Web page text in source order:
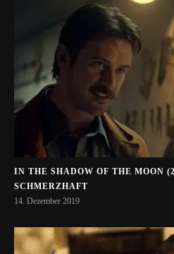
IN THE SHADOW OF THE MOON
SCHMERZHAFT
14. Dezember 2019